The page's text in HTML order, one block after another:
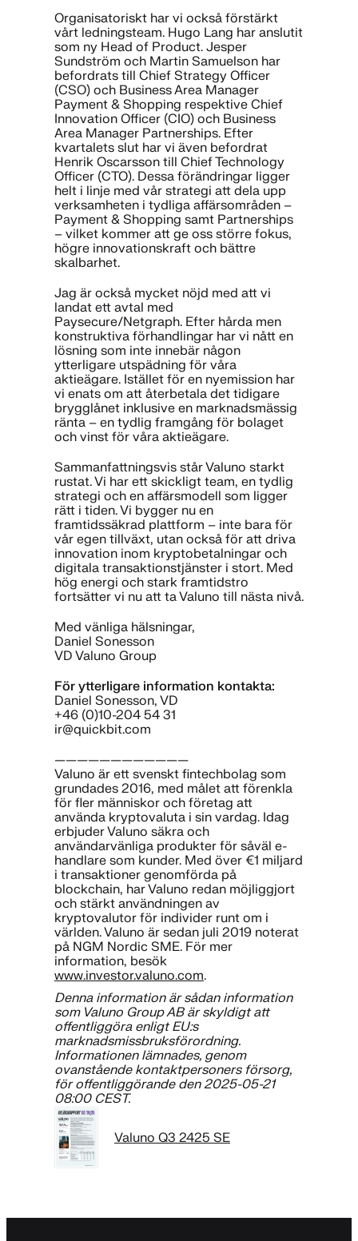
Organisatoriskt har vi också förstärkt
vårt ledningsteam. Hugo Lang har anslutit
som ny Head of Product. Jesper
Sundström och Martin Samuelson har
befordrats till Chief Strategy Officer
(CSO) och Business Area Manager
Payment & Shopping respektive Chief
Innovation Officer (CIO) och Business
Area Manager Partnerships. Efter
kvartalets slut har vi även befordrat
Henrik Oscarsson till Chief Technology
Officer (CTO). Dessa förändringar ligger
helt i linje med vår strategi att dela upp
verksamheten i tydliga affärsområden –
Payment & Shopping samt Partnerships
– vilket kommer att ge oss större fokus,
högre innovationskraft och bättre
skalbarhet.
Jag är också mycket nöjd med att vi
landat ett avtal med
Paysecure/Netgraph. Efter hårda men
konstruktiva förhandlingar har vi nått en
lösning som inte innebär någon
ytterligare utspädning för våra
aktieägare. Istället för en nyemission har
vi enats om att återbetala det tidigare
brygglånet inklusive en marknadsmässig
ränta – en tydlig framgång för bolaget
och vinst för våra aktieägare.
Sammanfattningsvis står Valuno starkt
rustat. Vi har ett skickligt team, en tydlig
strategi och en affärsmodell som ligger
rätt i tiden. Vi bygger nu en
framtidssäkrad plattform – inte bara för
vår egen tillväxt, utan också för att driva
innovation inom kryptobetalningar och
digitala transaktionstjänster i stort. Med
hög energi och stark framtidstro
fortsätter vi nu att ta Valuno till nästa nivå.
Med vänliga hälsningar,
Daniel Sonesson
VD Valuno Group
För ytterligare information kontakta:
Daniel Sonesson, VD
+46 (0)10-204 54 31
ir@quickbit.com
————————————
Valuno är ett svenskt fintechbolag som
grundades 2016, med målet att förenkla
för fler människor och företag att
använda kryptovaluta i sin vardag. Idag
erbjuder Valuno säkra och
användarvänliga produkter för såväl e-
handlare som kunder. Med över €1 miljard
i transaktioner genomförda på
blockchain, har Valuno redan möjliggjort
och stärkt användningen av
kryptovalutor för individer runt om i
världen. Valuno är sedan juli 2019 noterat
på NGM Nordic SME. För mer
information, besök
www.investor.valuno.com.
Denna information är sådan information
som Valuno Group AB är skyldigt att
offentliggöra enligt EU:s
marknadsmissbruksförordning.
Informationen lämnades, genom
ovanstående kontaktpersoners försorg,
för offentliggörande den 2025-05-21
08:00 CEST.
Valuno Q3 2425 SE